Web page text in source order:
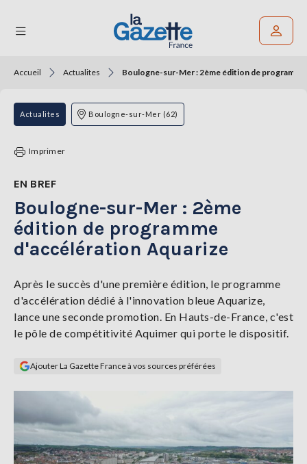
THÉMATIQUES
RÉGIONS
TENDANCES
SERVICES
LA
Se
connecter
S'abonner
Accueil Actualites Boulogne-sur-Mer : 2ème édition de
Actualites Boulogne-sur-Mer (62)
Imprimer
EN BREF
Boulogne-sur-Mer : 2ème
édition de programme
d'accélération Aquarize
Après le succès d'une première édition, le programme
d'accélération dédié à l'innovation bleue Aquarize,
lance une seconde promotion. En Hauts-de-France, c'est
le pôle de compétitivité Aquimer qui porte le dispositif.
Ajouter La Gazette France à vos sources préférées